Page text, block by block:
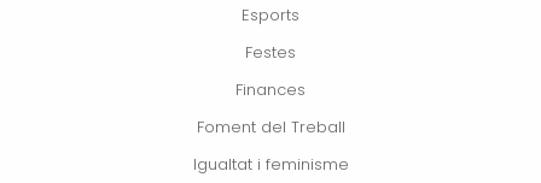
Esports
Festes
Finances
Foment del Treball
Igualtat i feminisme